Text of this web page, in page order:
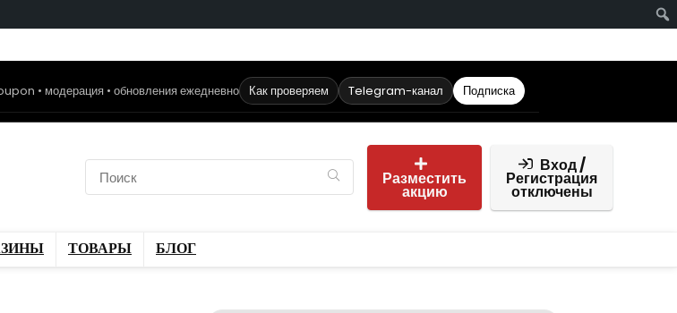
• модерация • обновления ежедневно Как проверяем Telegram-канал Подписка
Разместить
акцию
Вход /
Регистрация
отключены
ТОВАРЫ БЛОГ